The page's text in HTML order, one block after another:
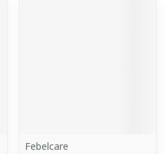
Febelcare